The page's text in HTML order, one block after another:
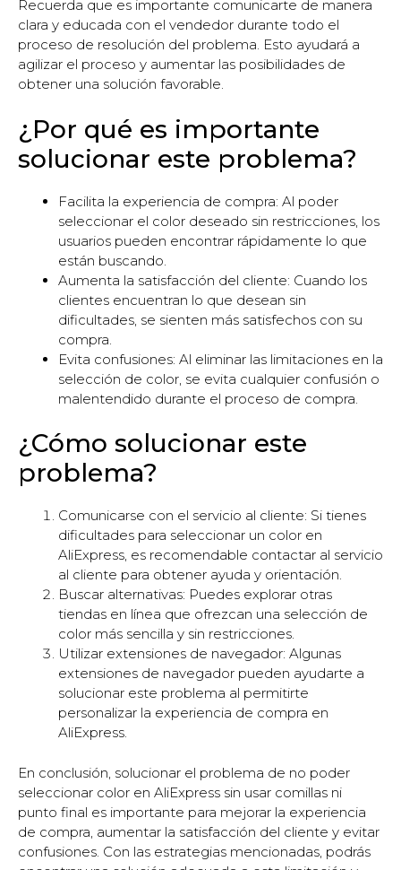
Recuerda que es importante comunicarte de manera
clara y educada con el vendedor durante todo el
proceso de resolución del problema. Esto ayudará a
agilizar el proceso y aumentar las posibilidades de
obtener una solución favorable.
¿Por qué es importante
solucionar este problema?
Facilita la experiencia de compra: Al poder
seleccionar el color deseado sin restricciones, los
usuarios pueden encontrar rápidamente lo que
están buscando.
Aumenta la satisfacción del cliente: Cuando los
clientes encuentran lo que desean sin
dificultades, se sienten más satisfechos con su
compra.
Evita confusiones: Al eliminar las limitaciones en la
selección de color, se evita cualquier confusión o
malentendido durante el proceso de compra.
¿Cómo solucionar este
problema?
Comunicarse con el servicio al cliente: Si tienes
dificultades para seleccionar un color en
AliExpress, es recomendable contactar al servicio
al cliente para obtener ayuda y orientación.
Buscar alternativas: Puedes explorar otras
tiendas en línea que ofrezcan una selección de
color más sencilla y sin restricciones.
Utilizar extensiones de navegador: Algunas
extensiones de navegador pueden ayudarte a
solucionar este problema al permitirte
personalizar la experiencia de compra en
AliExpress.
En conclusión, solucionar el problema de no poder
seleccionar color en AliExpress sin usar comillas ni
punto final es importante para mejorar la experiencia
de compra, aumentar la satisfacción del cliente y evitar
confusiones. Con las estrategias mencionadas, podrás